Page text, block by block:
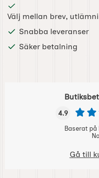
Välj mellan brev,
Snabba leveranser
Säker betalning
4.9
Baserat
Gå till